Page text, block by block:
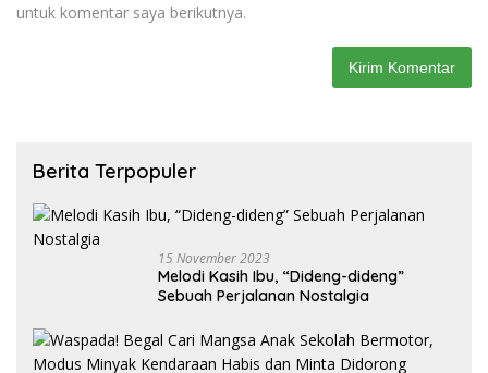
untuk komentar saya berikutnya.
Berita Terpopuler
15 November 2023
Melodi Kasih Ibu, “Dideng-dideng”
Sebuah Perjalanan Nostalgia